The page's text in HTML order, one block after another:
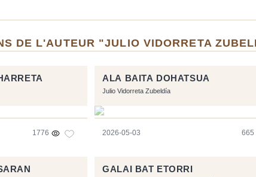
DE L'AUTEUR "JULIO VIDORRETA
1776
ALA BAITA DOHATSUA
Julio Vidorreta Zubeldía
2026-05-03 665
GALAI BAT ETORRI